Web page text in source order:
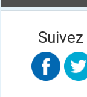
Suivez